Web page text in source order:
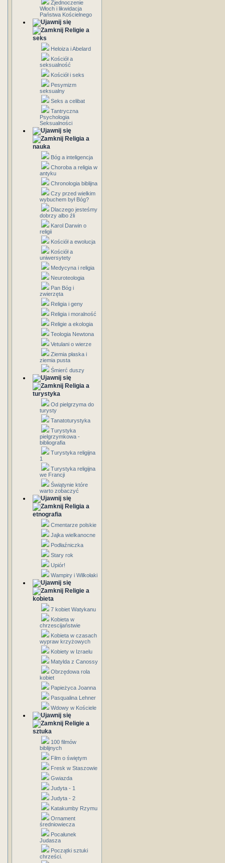
Zjednoczenie
Włoch i likwidacja
Państwa Kościelnego
Religie a
seks
Heloiza i Abelard
Kościół a
seksualność
Kościół i seks
Pesymizm
seksualny
Seks a celibat
Tantryczna
Psychologia
Seksualności
Religia a
nauka
Bóg a inteligencja
Choroba a religia w
antyku
Chronologia biblijna
Czy przed wielkim
wybuchem był Bóg?
Dlaczego jesteśmy
dobrzy albo źli
Karol Darwin o
religii
Kościół a ewolucja
Kościół a
uniwersytety
Medycyna i religia
Neuroteologia
Pan Bóg i
zwierzęta
Religia i geny
Religia i moralność
Religie a ekologia
Teologia Newtona
Vetulani o wierze
Ziemia płaska i
ziemia pusta
Śmierć duszy
Religia a
turystyka
Od pielgrzyma do
turysty
Tanatoturystyka
Turystyka
pielgrzymkowa -
bibliografia
Turystyka religijna
1
Turystyka religijna
we Francji
Świątynie które
warto zobaczyć
Religia a
etnografia
Cmentarze polskie
Jajka wielkanocne
Podłaźniczka
Stary rok
Upiór!
Wampiry i Wilkołaki
Religie a
kobieta
7 kobiet Watykanu
Kobieta w
chrzescijaństwie
Kobieta w czasach
wypraw krzyżowych
Kobiety w Izraelu
Matylda z Canossy
Obrzędowa rola
kobiet
Papieżyca Joanna
Pasqualina Lehner
Wdowy w Kościele
Religie a
sztuka
100 filmów
biblijnych
Film o świętym
Fresk w Staszowie
Gwiazda
Judyta - 1
Judyta - 2
Katakumby Rzymu
Ornament
średniowiecza
Pocałunek
Judasza
Początki sztuki
chrześci.